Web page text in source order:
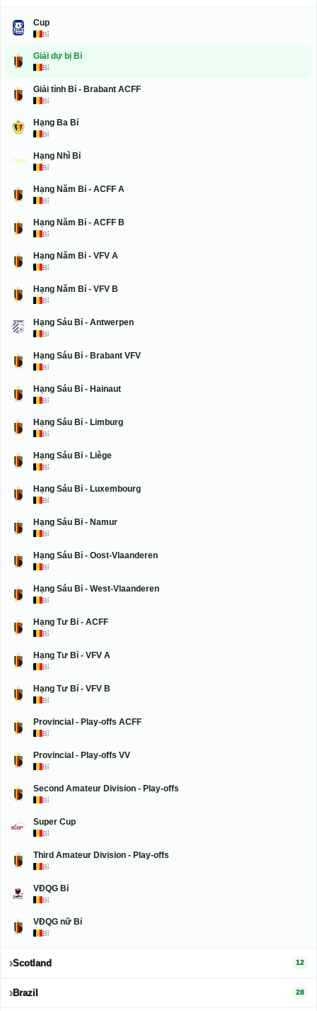
Cup
Bỉ
Giải dự bị Bỉ
Bỉ
Giải tỉnh Bỉ - Brabant ACFF
Bỉ
Hạng Ba Bỉ
Bỉ
Hạng Nhì Bỉ
Bỉ
Hạng Năm Bỉ - ACFF A
Bỉ
Hạng Năm Bỉ - ACFF B
Bỉ
Hạng Năm Bỉ - VFV A
Bỉ
Hạng Năm Bỉ - VFV B
Bỉ
Hạng Sáu Bỉ - Antwerpen
Bỉ
Hạng Sáu Bỉ - Brabant VFV
Bỉ
Hạng Sáu Bỉ - Hainaut
Bỉ
Hạng Sáu Bỉ - Limburg
Bỉ
Hạng Sáu Bỉ - Liège
Bỉ
Hạng Sáu Bỉ - Luxembourg
Bỉ
Hạng Sáu Bỉ - Namur
Bỉ
Hạng Sáu Bỉ - Oost-Vlaanderen
Bỉ
Hạng Sáu Bỉ - West-Vlaanderen
Bỉ
Hạng Tư Bỉ - ACFF
Bỉ
Hạng Tư Bỉ - VFV A
Bỉ
Hạng Tư Bỉ - VFV B
Bỉ
Provincial - Play-offs ACFF
Bỉ
Provincial - Play-offs VV
Bỉ
Second Amateur Division - Play-offs
Bỉ
Super Cup
Bỉ
Third Amateur Division - Play-offs
Bỉ
VĐQG Bỉ
Bỉ
VĐQG nữ Bỉ
Bỉ
Scotland 12
Brazil 28